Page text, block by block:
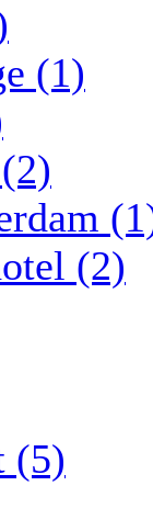
(1)
(2)
(5)